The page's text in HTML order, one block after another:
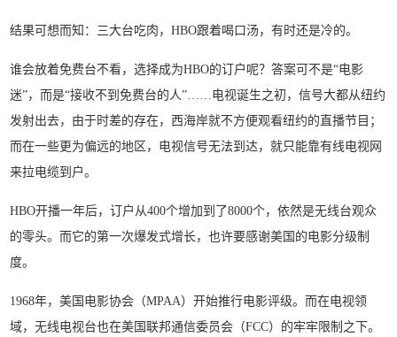
结果可想而知：三大台吃肉，HBO跟着喝口汤，有时还是冷的。
谁会放着免费台不看，选择成为HBO的订户呢？答案可不是“电影
迷”，而是“接收不到免费台的人”……电视诞生之初，信号大都从纽约
发射出去，由于时差的存在，西海岸就不方便观看纽约的直播节目；
而在一些更为偏远的地区，电视信号无法到达，就只能靠有线电视网
来拉电缆到户。
HBO开播一年后，订户从400个增加到了8000个，依然是无线台观众
的零头。而它的第一次爆发式增长，也许要感谢美国的电影分级制
度。
1968年，美国电影协会（MPAA）开始推行电影评级。而在电视领
域，无线电视台也在美国联邦通信委员会（FCC）的牢牢限制之下。